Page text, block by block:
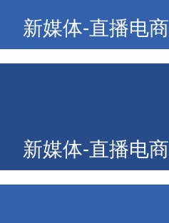
新媒体-直播电商
新媒体-直播电商